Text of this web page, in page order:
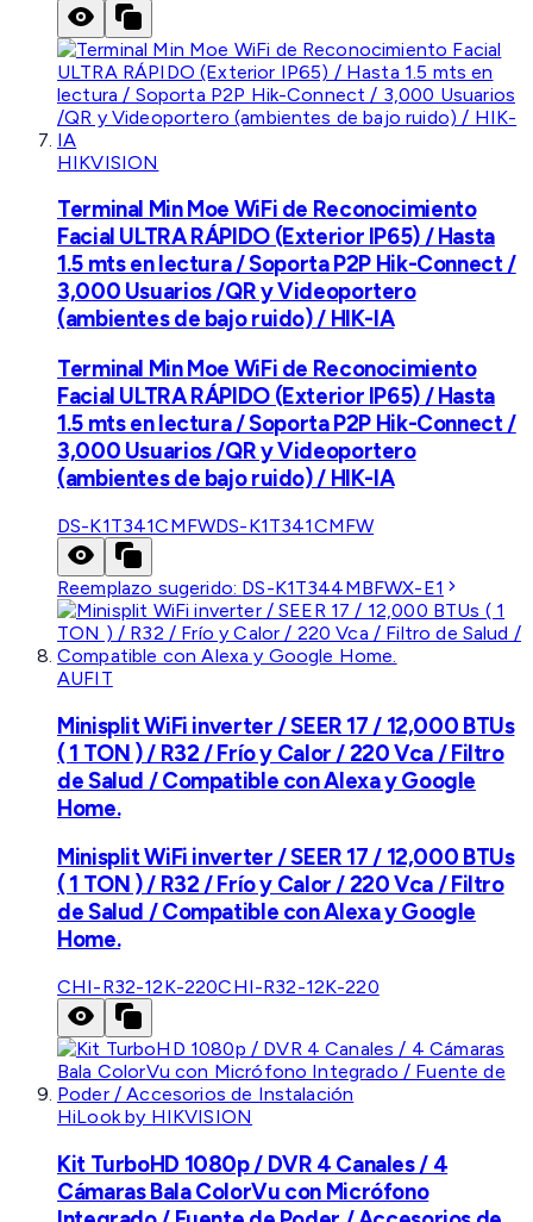
HIKVISION
Terminal Min Moe WiFi de Reconocimiento
Facial ULTRA RÁPIDO (Exterior IP65) / Hasta
1.5 mts en lectura / Soporta P2P Hik-Connect /
3,000 Usuarios /QR y Videoportero
(ambientes de bajo ruido) / HIK-IA
Terminal Min Moe WiFi de Reconocimiento
Facial ULTRA RÁPIDO (Exterior IP65) / Hasta
1.5 mts en lectura / Soporta P2P Hik-Connect /
3,000 Usuarios /QR y Videoportero
(ambientes de bajo ruido) / HIK-IA
DS-K1T341CMFWDS-K1T341CMFW
Reemplazo sugerido: DS-K1T344MBFWX-E1
AUFIT
Minisplit WiFi inverter / SEER 17 / 12,000 BTUs
( 1 TON ) / R32 / Frío y Calor / 220 Vca / Filtro
de Salud / Compatible con Alexa y Google
Home.
Minisplit WiFi inverter / SEER 17 / 12,000 BTUs
( 1 TON ) / R32 / Frío y Calor / 220 Vca / Filtro
de Salud / Compatible con Alexa y Google
Home.
CHI-R32-12K-220CHI-R32-12K-220
HiLook by HIKVISION
Kit TurboHD 1080p / DVR 4 Canales / 4
Cámaras Bala ColorVu con Micrófono